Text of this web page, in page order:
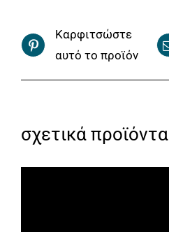
Καρφιτσώστε
αυτό το προϊόν
σχετικά προϊόντα